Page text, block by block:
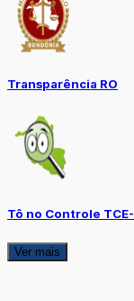
Transparência RO
Tô no Controle TCE-
Ver mais